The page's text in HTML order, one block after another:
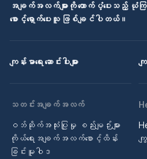
အချက်အလက်များကို ထောက်ပံ့ပေးသည့် ယုံကြ
စောင့်ရှောက်ပေးသူ ဖြစ်ချင်ပါတယ်။
ကျန်းမာရေး ဆောင်းပါးများ က
သတင်းအချက်အလက်
ဝဘ်ဆိုက်အသုံးပြုမှု စည်းမျဉ်းများ
ကိုယ်ရေးအချက်အလက်စောင့်ထိန်း
ခြင်းမူဝါဒ
က